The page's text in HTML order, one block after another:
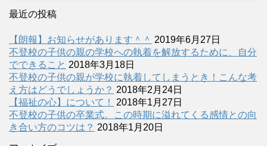
最近の投稿
【朗報】お知らせがあります＾＾ 2019年6月27日
不登校の子供の親の学校への執着を解放するために、自分
でできること 2018年3月18日
不登校の子供の親が学校に執着してしまうとき！こんな考
え方はどうでしょうか？ 2018年2月24日
【福祉の心】について！
2018年1月27日
不登校の子供の卒業式。この時期に溢れてくる感情との向
き合い方のコツは？ 2018年1月20日